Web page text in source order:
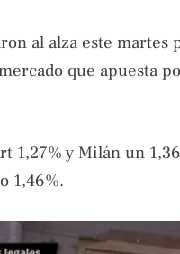
al alza este martes
que apuesta
1,27% y Milán un
1,46%.